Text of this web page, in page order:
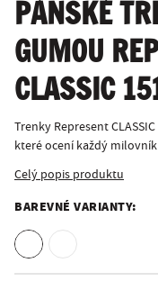
PÁNSKÉ
GUMOU
CLASSIC
Trenky Represent
které ocení každý
Celý popis produktu
BAREVNÉ VARIANTY: